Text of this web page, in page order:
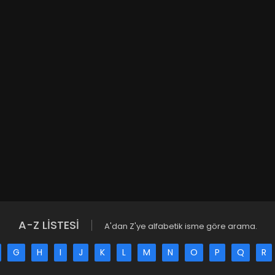
A-Z LİSTESİ A'dan Z'ye alfabetik isme göre arama.
G H I J K L M N O P Q R